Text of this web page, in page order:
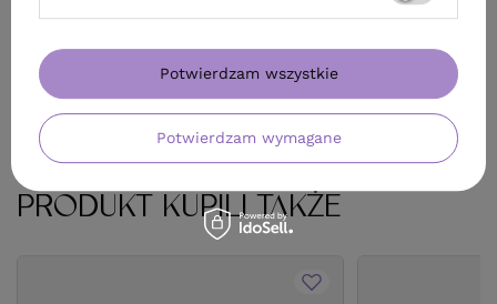
Zobacz zestaw
KLIENCI, KTÓRZY KUPILI TEN
PRODUKT KUPILI TAKŻE
Potwierdzam wymagane
Potwierdzam wszystkie